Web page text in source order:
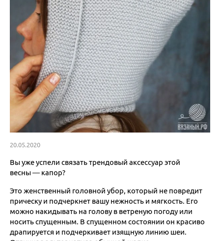
20.05.2020
Вы уже успели связать трендовый аксессуар этой
весны — капор?
Это женственный головной убор, который не повредит
прическу и подчеркнет вашу нежность и мягкость. Его
можно накидывать на голову в ветреную погоду или
носить спущенным. В спущенном состоянии он красиво
драпируется и подчеркивает изящную линию шеи.